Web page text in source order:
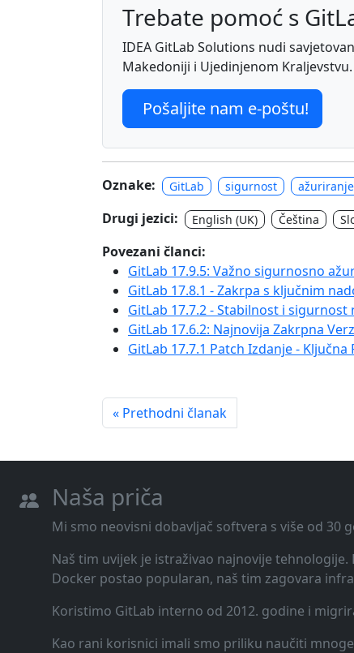
Trebate pomoć s
IDEA GitLab Solutions nudi
Makedoniji i Ujedinjenom Kraljevstvu.
Pošaljite nam e-poštu!
Oznake: GitLab sigurnost ažuriranje
Drugi jezici: English (UK) Čeština
Povezani članci:
GitLab 17.9.5: Važno sigurnosno
GitLab 17.8.1 - Zakrpa s ključnim
GitLab 17.7.2 - Stabilnost i sigurnost
GitLab 17.6.2: Najnovija Zakrpna
GitLab 17.7.1 Patch Izdanje -
« Prethodni članak
Naša priča
Mi smo neovisni dobavljač softvera s više od
Naš tim uvijek je istraživao najnovije
Docker postao popularan, naš tim zagovara
Koristimo GitLab interno od 2012. godine i
Kao rani korisnici imali smo priliku naučiti